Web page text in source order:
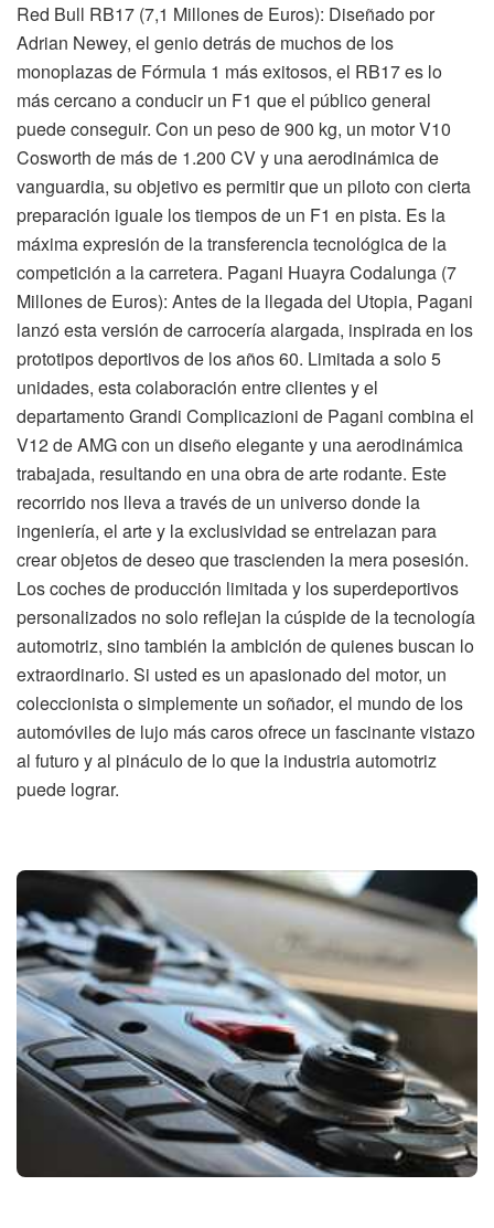
Red Bull RB17 (7,1 Millones de Euros): Diseñado por
Adrian Newey, el genio detrás de muchos de los
monoplazas de Fórmula 1 más exitosos, el RB17 es lo
más cercano a conducir un F1 que el público general
puede conseguir. Con un peso de 900 kg, un motor V10
Cosworth de más de 1.200 CV y una aerodinámica de
vanguardia, su objetivo es permitir que un piloto con cierta
preparación iguale los tiempos de un F1 en pista. Es la
máxima expresión de la transferencia tecnológica de la
competición a la carretera. Pagani Huayra Codalunga (7
Millones de Euros): Antes de la llegada del Utopia, Pagani
lanzó esta versión de carrocería alargada, inspirada en los
prototipos deportivos de los años 60. Limitada a solo 5
unidades, esta colaboración entre clientes y el
departamento Grandi Complicazioni de Pagani combina el
V12 de AMG con un diseño elegante y una aerodinámica
trabajada, resultando en una obra de arte rodante. Este
recorrido nos lleva a través de un universo donde la
ingeniería, el arte y la exclusividad se entrelazan para
crear objetos de deseo que trascienden la mera posesión.
Los coches de producción limitada y los superdeportivos
personalizados no solo reflejan la cúspide de la tecnología
automotriz, sino también la ambición de quienes buscan lo
extraordinario. Si usted es un apasionado del motor, un
coleccionista o simplemente un soñador, el mundo de los
automóviles de lujo más caros ofrece un fascinante vistazo
al futuro y al pináculo de lo que la industria automotriz
puede lograr.